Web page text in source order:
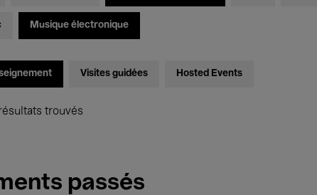
Musique électronique
Visites guidées Hosted Events
trouvés
passés